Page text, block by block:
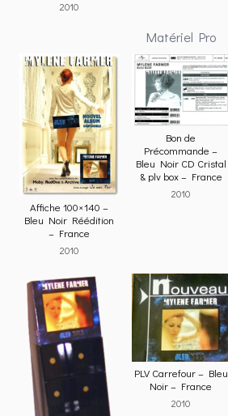
2010
Matériel Pro
Affiche 100×140 –
Bleu Noir Réédition
– France
2010
Bon de
Précommande –
Bleu Noir CD Cristal
& plv box – France
2010
PLV Carrefour – Bleu
Noir – France
2010